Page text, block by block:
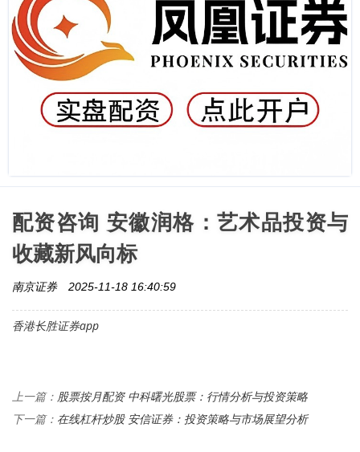
配资咨询 安徽润格：艺术品投资与
收藏新风向标
南京证券 2025-11-18 16:40:59
香港长胜证券app
上一篇： 股票按月配资 中科曙光股票：行情分析与投资策略
下一篇： 在线杠杆炒股 安信证券：投资策略与市场展望分析